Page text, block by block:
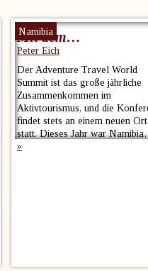
Namibia
Mit dem…
Peter Eich
Der Adventure Travel World
Summit ist das große jährliche
Zusammenkommen im
Aktivtourismus, und die
findet stets an einem neuen Ort
statt. Dieses Jahr war
»